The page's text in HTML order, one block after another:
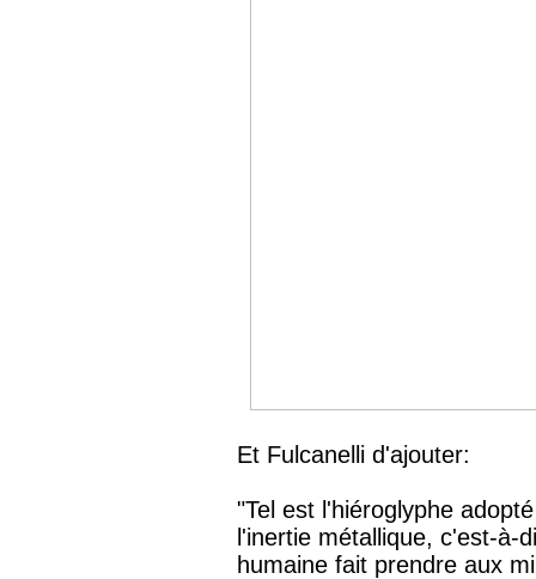
Et Fulcanelli d'ajouter:
"Tel est l'hiéroglyphe
l'inertie métallique, c'est-à-
humaine fait prendre aux